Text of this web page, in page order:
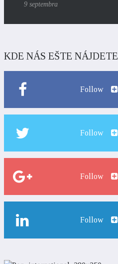
9 septembra
KDE NÁS EŠTE NÁJDETE
Follow
Follow
Follow
Follow